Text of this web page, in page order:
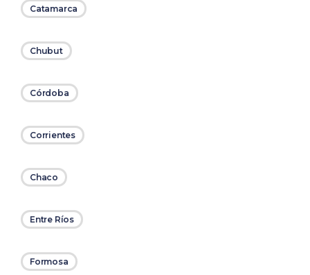
Catamarca
Chubut
Córdoba
Corrientes
Chaco
Entre Ríos
Formosa